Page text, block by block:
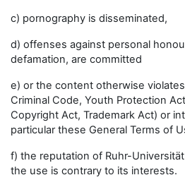
c) pornography is disseminated,
d) offenses against personal
defamation, are committed
e) or the content otherwise
Criminal Code, Youth Protection
Copyright Act, Trademark Act) or
particular these General Terms of
f) the reputation of Ruhr-
the use is contrary to its interests.